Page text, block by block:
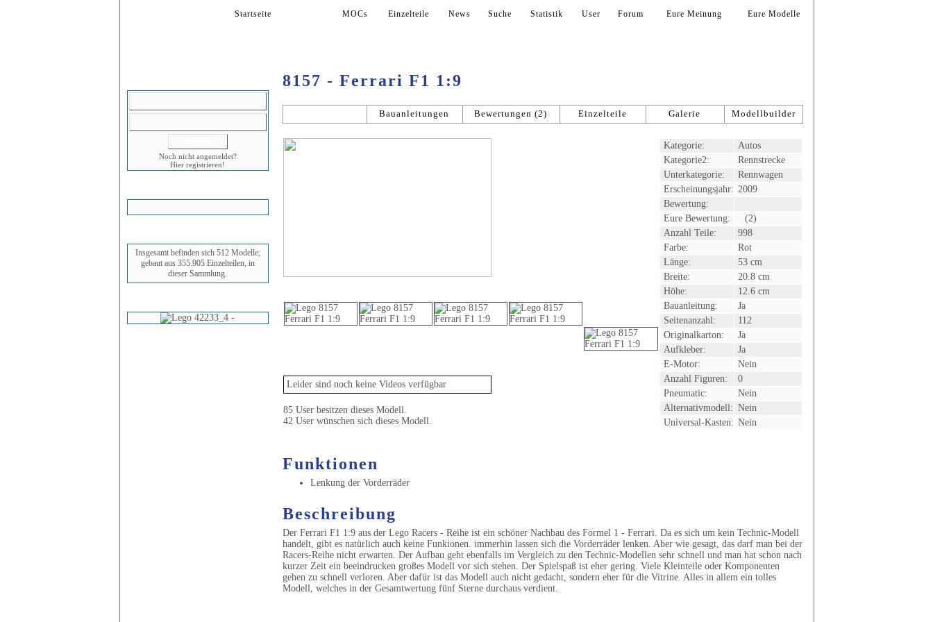
Startseite MOCs Einzelteile News Suche Statistik User Forum Eure Meinung Eure Modelle
Noch nicht angemeldet?
Hier registrieren!
Insgesamt befinden sich 512 Modelle,
gebaut aus 355.905 Einzelteilen, in
dieser Sammlung.
8157 - Ferrari F1 1:9
Bauanleitungen Bewertungen (2) Einzelteile Galerie Modellbuilder
Leider sind noch keine Videos verfügbar
85 User besitzen dieses Modell.
42 User wünschen sich dieses Modell.
Kategorie:
Autos
Kategorie2:
Rennstrecke
Unterkategorie:
Rennwagen
Erscheinungsjahr: 2009
Bewertung:
Eure Bewertung:
(2)
Anzahl Teile:
998
Farbe:
Rot
Länge:
53 cm
Breite:
20.8 cm
Höhe:
12.6 cm
Bauanleitung:
Ja
Seitenanzahl:
112
Originalkarton:
Ja
Aufkleber:
Ja
E-Motor:
Nein
Anzahl Figuren:
0
Pneumatic:
Nein
Alternativmodell: Nein
Universal-Kasten: Nein
Funktionen
Lenkung der Vorderräder
Beschreibung
Der Ferrari F1 1:9 aus der Lego Racers - Reihe ist ein schöner Nachbau des Formel 1 - Ferrari. Da es sich um kein Technic-Modell
handelt, gibt es natürlich auch keine Funkionen. immerhin lassen sich die Vorderräder lenken. Aber wie gesagt, das darf man bei der
Racers-Reihe nicht erwarten. Der Aufbau geht ebenfalls im Vergleich zu den Technic-Modellen sehr schnell und man hat schon nach
kurzer Zeit ein beeindrucken großes Modell vor sich stehen. Der Spielspaß ist eher gering. Viele Kleinteile oder Komponenten
gehen zu schnell verloren. Aber dafür ist das Modell auch nicht gedacht, sondern eher für die Vitrine. Alles in allem ein tolles
Modell, welches in der Gesamtwertung fünf Sterne durchaus verdient.